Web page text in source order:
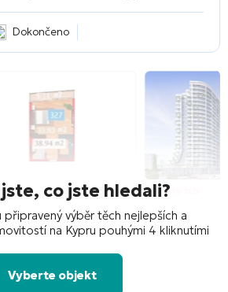
Dokončeno
co jste hledali?
připravený výběr těch nejlepších a
na Kypru pouhými 4 kliknutími
Vyberte objekt